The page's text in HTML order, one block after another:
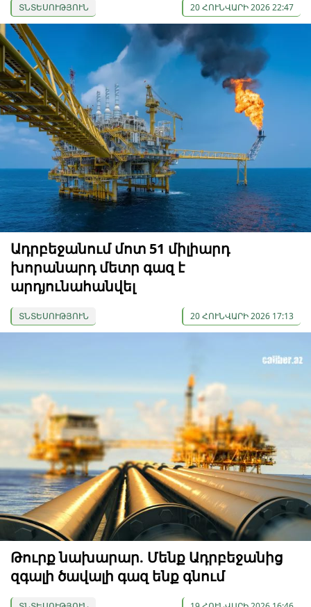
ՏՆՏԵՍՈՒԹՅՈՒՆ 20 ՀՈՒՆՎԱՐԻ 2026 22:47
Ադրբեջանում մոտ 51 միլիարդ
խորանարդ մետր գազ է
արդյունահանվել
ՏՆՏԵՍՈՒԹՅՈՒՆ 20 ՀՈՒՆՎԱՐԻ 2026 17:13
Թուրք նախարար. Մենք Ադրբեջանից
զգալի ծավալի գազ ենք գնում